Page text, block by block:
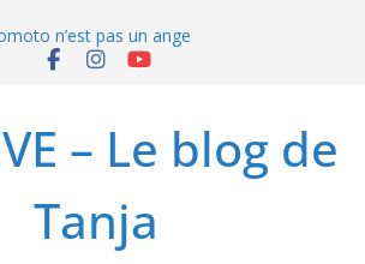
n’est pas un ange
BEE enflamme le Bataclan
not in love de Zeniko Sumiya
– Le blog de
Tanja